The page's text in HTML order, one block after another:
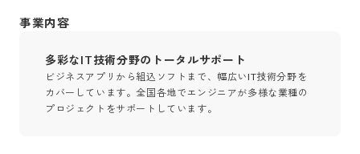
事業内容
多彩なIT技術分野のトータルサポート
ビジネスアプリから組込ソフトまで、幅広いIT技術分野を
カバーしています。全国各地でエンジニアが多様な業種の
プロジェクトをサポートしています。